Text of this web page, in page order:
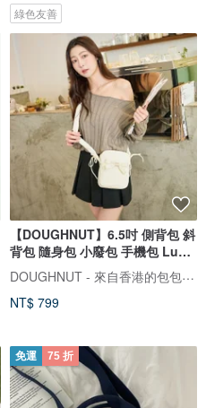
綠色友善
【DOUGHNUT】6.5吋 側背包 斜
背包 隨身包 小廢包 手機包 Luna
白
DOUGHNUT - 來自香港的包包設計品牌
NT$ 799
免運 75 折